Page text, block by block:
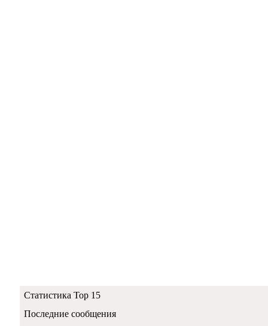
Статистика Top 15
Последние сообщения